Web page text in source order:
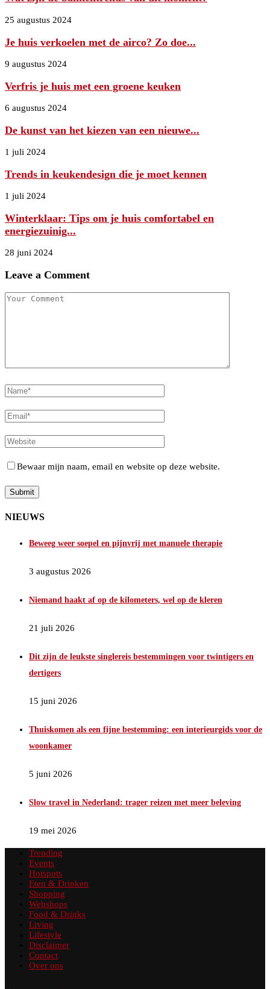
25 augustus 2024
Je huis verkoelen met de airco? Zo doe...
9 augustus 2024
Verfris je huis met een groene keuken
6 augustus 2024
De kunst van het kiezen van een nieuwe...
1 juli 2024
Trends in keukendesign die je moet kennen
1 juli 2024
Winterklaar: Tips om je huis comfortabel en
energiezuinig...
28 juni 2024
Leave a Comment
Bewaar mijn naam, email en website op deze website.
NIEUWS
Beweeg weer soepel en pijnvrij met manuele therapie
3 augustus 2026
Niemand haakt af op de kilometers, wel op de kleren
21 juli 2026
Dit zijn de leukste singlereis bestemmingen voor twintigers en
dertigers
15 juni 2026
Thuiskomen als een fijne bestemming: een interieurgids voor de
woonkamer
5 juni 2026
Slow travel in Nederland: trager reizen met meer beleving
19 mei 2026
Trending
Events
Hotspots
Eten & Drinken
Shopping
Webshops
Food & Drinks
Living
Lifestyle
Disclaimer
Contact
Over ons